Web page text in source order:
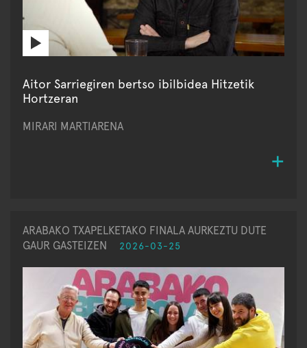
Aitor Sarriegiren bertso ibilbidea Hitzetik
Hortzeran
MIRARI MARTIARENA
ARABAKO TXAPELKETAKO FINALA AURKEZTU DUTE
GAUR GASTEIZEN
2026-03-25